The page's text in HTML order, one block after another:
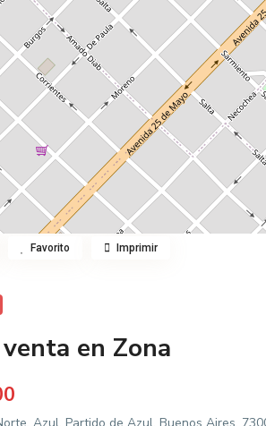
en Zona
Favorito Imprimir